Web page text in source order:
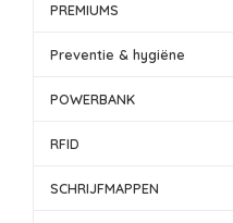
PREMIUMS
Preventie & hygiëne
POWERBANK
RFID
SCHRIJFMAPPEN